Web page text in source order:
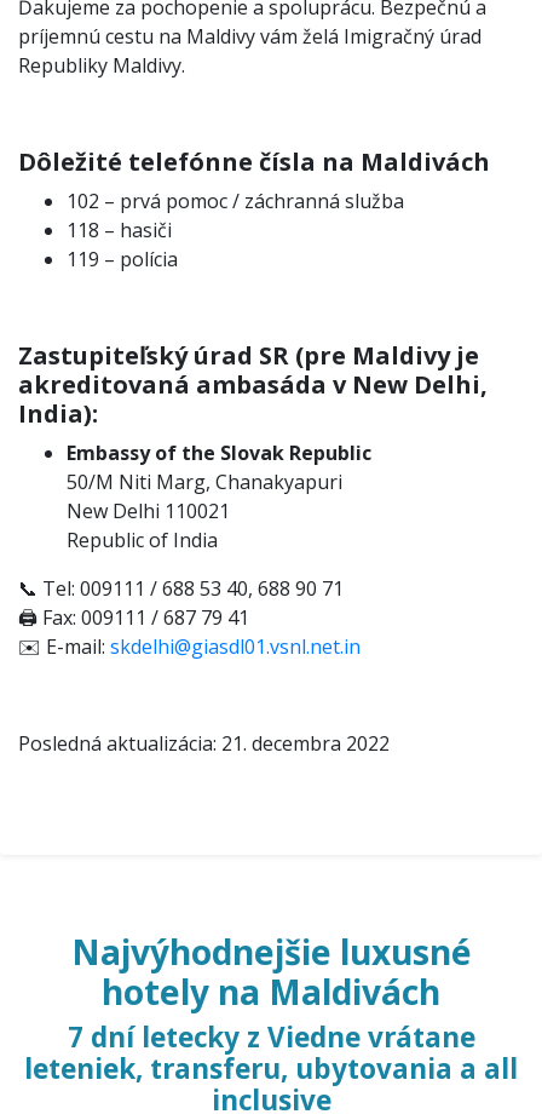
Ďakujeme za pochopenie a spoluprácu. Bezpečnú a
príjemnú cestu na Maldivy vám želá Imigračný úrad
Republiky Maldivy.
Dôležité telefónne čísla na Maldivách
102 – prvá pomoc / záchranná služba
118 – hasiči
119 – polícia
Zastupiteľský úrad SR (pre Maldivy je
akreditovaná ambasáda v New Delhi,
India):
Embassy of the Slovak Republic
50/M Niti Marg, Chanakyapuri
New Delhi 110021
Republic of India
📞 Tel: 009111 / 688 53 40, 688 90 71
🖨️ Fax: 009111 / 687 79 41
✉️ E-mail: skdelhi@giasdl01.vsnl.net.in
Posledná aktualizácia: 21. decembra 2022
Najvýhodnejšie luxusné
hotely na Maldivách
7 dní letecky z Viedne vrátane
leteniek, transferu, ubytovania a all
inclusive